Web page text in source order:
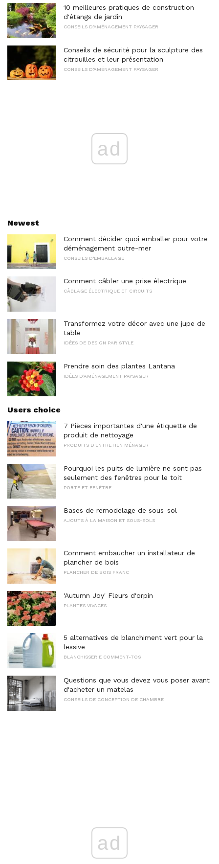
10 meilleures pratiques de construction
d'étangs de jardin
CONSEILS D'AMÉNAGEMENT PAYSAGER
Conseils de sécurité pour la sculpture des
citrouilles et leur présentation
CONSEILS D'AMÉNAGEMENT PAYSAGER
ad
Newest
Comment décider quoi emballer pour votre
déménagement outre-mer
CONSEILS D'EMBALLAGE
Comment câbler une prise électrique
CÂBLAGE ÉLECTRIQUE ET CIRCUITS
Transformez votre décor avec une jupe de
table
IDÉES DE DESIGN PAR STYLE
Prendre soin des plantes Lantana
IDÉES D'AMÉNAGEMENT PAYSAGER
Users choice
7 Pièces importantes d'une étiquette de
produit de nettoyage
PRODUITS D'ENTRETIEN MÉNAGER
Pourquoi les puits de lumière ne sont pas
seulement des fenêtres pour le toit
PORTE ET FENÊTRE
Bases de remodelage de sous-sol
AJOUTS À LA MAISON ET SOUS-SOLS
Comment embaucher un installateur de
plancher de bois
PLANCHER DE BOIS FRANC
'Autumn Joy' Fleurs d'orpin
PLANTES VIVACES
5 alternatives de blanchiment vert pour la
lessive
BLANCHISSERIE COMMENT-TOS
Questions que vous devez vous poser avant
d'acheter un matelas
CONSEILS DE CONCEPTION DE CHAMBRE
ad